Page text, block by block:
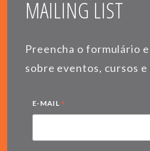
MAILING LIST
Preencha o formulário
sobre eventos, cursos e
E-MAIL *